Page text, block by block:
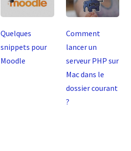
Quelques
snippets pour
Moodle
Comment
lancer un
serveur PHP sur
Mac dans le
dossier courant
?